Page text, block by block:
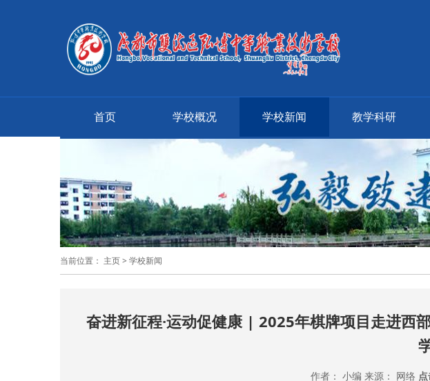
首页 学校概况 学校新闻 教学科研
当前位置： 主页> 学校新闻
奋进新征程·运动促健康 | 2025年棋牌项目走进西
作者： 小编 来源： 网络 点